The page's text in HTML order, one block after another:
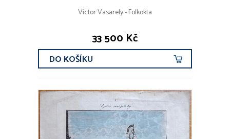
Victor Vasarely - Folkokta
33 500 Kč
DO KOŠÍKU